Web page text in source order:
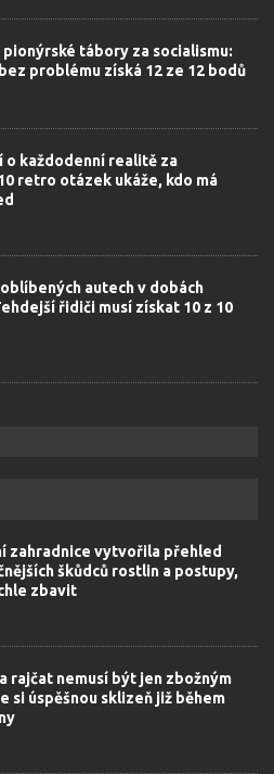
pionýrské tábory za socialismu:
problému získá 12 ze 12 bodů
o každodenní realitě za
retro otázek ukáže, kdo má
autech v dobách
řidiči musí získat 10 z 10
zahradnice vytvořila přehled
škůdců rostlin a postupy,
zbavit
rajčat nemusí být jen zbožným
si úspěšnou sklizeň již během